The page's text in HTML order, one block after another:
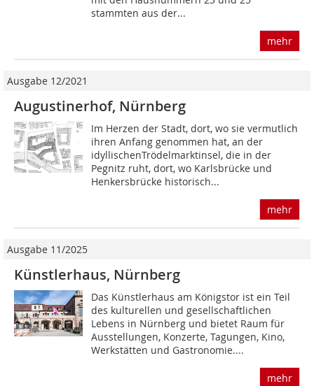
stammten aus der...
mehr
Ausgabe 12/2021
Augustinerhof, Nürnberg
Im Herzen der Stadt, dort, wo sie vermutlich
ihren Anfang genommen hat, an der
idyllischenTrödelmarktinsel, die in der
Pegnitz ruht, dort, wo Karlsbrücke und
Henkersbrücke historisch...
mehr
Ausgabe 11/2025
Künstlerhaus, Nürnberg
Das Künstlerhaus am Königstor ist ein Teil
des kulturellen und gesellschaftlichen
Lebens in Nürnberg und bietet Raum für
Ausstellungen, Konzerte, Tagungen, Kino,
Werkstätten und Gastronomie....
mehr